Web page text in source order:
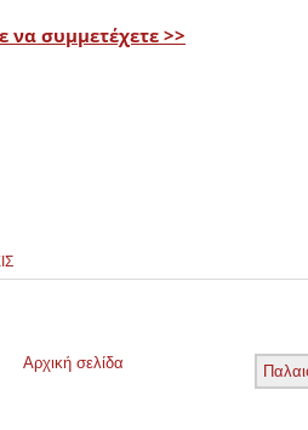
να συμμετέχετε >>
Αρχική σελίδα